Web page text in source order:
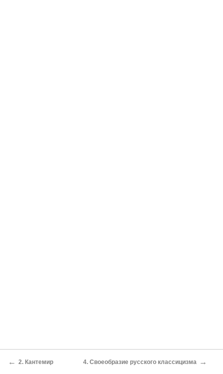
← 2. Кантемир 4. Своеобразие русского классицизма →